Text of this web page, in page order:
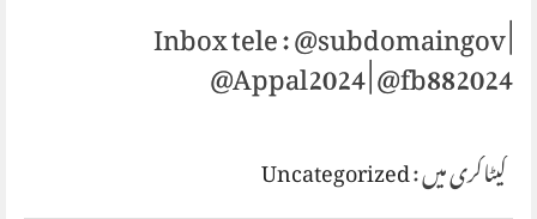
Inbox tele : @subdomaingov |
@Appal2024 | @fb882024
کیٹاگری میں :Uncategorized